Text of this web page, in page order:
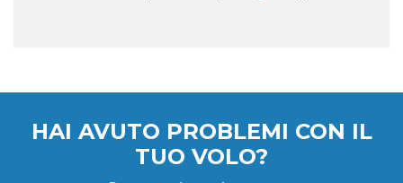
HAI AVUTO PROBLEMI CON IL
TUO VOLO?